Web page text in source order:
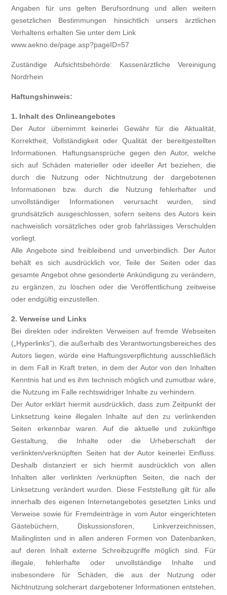
Angaben für uns gelten Berufsordnung und allen weitern
gesetzlichen Bestimmungen hinsichtlich unsers ärztlichen
Verhaltens erhalten Sie unter dem Link
www.aekno.de/page.asp?pageID=57
Zuständige Aufsichtsbehörde: Kassenärztliche Vereinigung
Nordrhein
Haftungshinweis:
1. Inhalt des Onlineangebotes
Der Autor übernimmt keinerlei Gewähr für die Aktualität,
Korrektheit, Vollständigkeit oder Qualität der bereitgestellten
Informationen. Haftungsansprüche gegen den Autor, welche
sich auf Schäden materieller oder ideeller Art beziehen, die
durch die Nutzung oder Nichtnutzung der dargebotenen
Informationen bzw. durch die Nutzung fehlerhafter und
unvollständiger Informationen verursacht wurden, sind
grundsätzlich ausgeschlossen, sofern seitens des Autors kein
nachweislich vorsätzliches oder grob fahrlässiges Verschulden
vorliegt.
Alle Angebote sind freibleibend und unverbindlich. Der Autor
behält es sich ausdrücklich vor, Teile der Seiten oder das
gesamte Angebot ohne gesonderte Ankündigung zu verändern,
zu ergänzen, zu löschen oder die Veröffentlichung zeitweise
oder endgültig einzustellen.
2. Verweise und Links
Bei direkten oder indirekten Verweisen auf fremde Webseiten
(„Hyperlinks“), die außerhalb des Verantwortungsbereiches des
Autors liegen, würde eine Haftungsverpflichtung ausschließlich
in dem Fall in Kraft treten, in dem der Autor von den Inhalten
Kenntnis hat und es ihm technisch möglich und zumutbar wäre,
die Nutzung im Falle rechtswidriger Inhalte zu verhindern.
Der Autor erklärt hiermit ausdrücklich, dass zum Zeitpunkt der
Linksetzung keine illegalen Inhalte auf den zu verlinkenden
Seiten erkennbar waren. Auf die aktuelle und zukünftige
Gestaltung, die Inhalte oder die Urheberschaft der
verlinkten/verknüpften Seiten hat der Autor keinerlei Einfluss.
Deshalb distanziert er sich hiermit ausdrücklich von allen
Inhalten aller verlinkten /verknüpften Seiten, die nach der
Linksetzung verändert wurden. Diese Feststellung gilt für alle
innerhalb des eigenen Internetangebotes gesetzten Links und
Verweise sowie für Fremdeinträge in vom Autor eingerichteten
Gästebüchern, Diskussionsforen, Linkverzeichnissen,
Mailinglisten und in allen anderen Formen von Datenbanken,
auf deren Inhalt externe Schreibzugriffe möglich sind. Für
illegale, fehlerhafte oder unvollständige Inhalte und
insbesondere für Schäden, die aus der Nutzung oder
Nichtnutzung solcherart dargebotener Informationen entstehen,